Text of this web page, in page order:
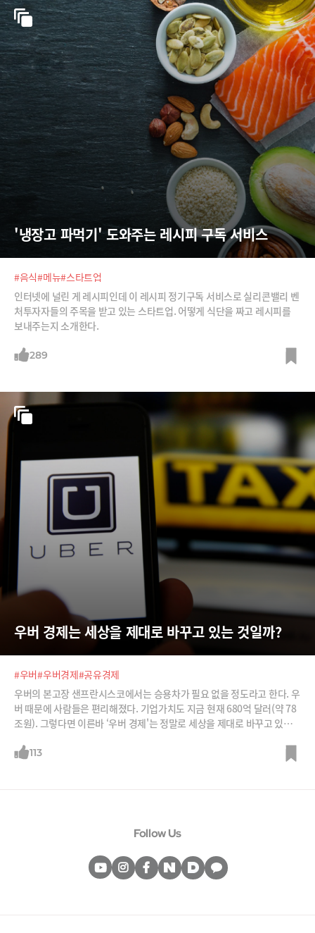
'냉장고 파먹기' 도와주는 레시피 구독 서비스
#음식#메뉴#스타트업
인터넷에 널린 게 레시피인데 이 레시피 정기구독 서비스로 실리콘밸리 벤
처투자자들의 주목을 받고 있는 스타트업. 어떻게 식단을 짜고 레시피를
보내주는지 소개한다.
289
우버 경제는 세상을 제대로 바꾸고 있는 것일까?
#우버#우버경제#공유경제
우버의 본고장 샌프란시스코에서는 승용차가 필요 없을 정도라고 한다. 우
버 때문에 사람들은 편리해졌다. 기업가치도 지금 현재 680억 달러(약 78
조원). 그렇다면 이른바 ‘우버 경제'는 정말로 세상을 제대로 바꾸고 있는
113
Follow Us